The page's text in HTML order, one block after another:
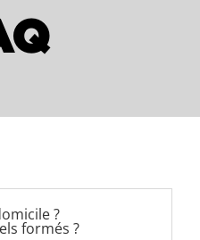
?
formés ?